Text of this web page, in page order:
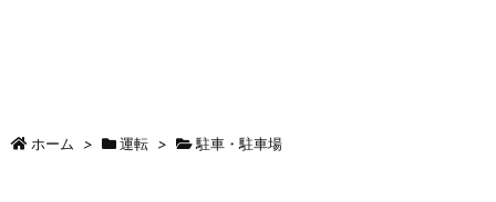
ホーム > 運転 > 駐車・駐車場